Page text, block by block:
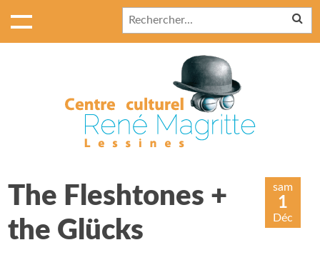
The Fleshtones +
the Glücks
sam
1
Déc